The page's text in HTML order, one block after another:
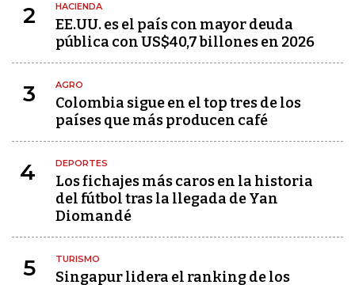
2 HACIENDA
EE.UU. es el país con mayor deuda
pública con US$40,7 billones en 2026
3 AGRO
Colombia sigue en el top tres de los
países que más producen café
4 DEPORTES
Los fichajes más caros en la historia
del fútbol tras la llegada de Yan
Diomandé
5 TURISMO
Singapur lidera el ranking de los